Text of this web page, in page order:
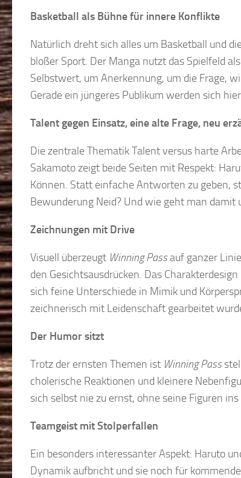
Basketball als Bühne für innere Konflikte
Natürlich dreht sich alles um Basketball und
bloßer Sport. Der Manga nutzt das Spielfeld
Selbstwert, um Anerkennung, um die Frage,
Gerade ein jüngeres Publikum werden sich
Talent gegen Einsatz, eine alte Frage, neu
Die zentrale Thematik Talent versus harte
Sakamoto zeigt beide Seiten mit Respekt:
Können. Statt einfache Antworten zu geben,
Bewunderung Neid? Und wie geht man
Zeichnungen mit Drive
Visuell überzeugt Winning Passauf ganzer
den Gesichtsausdrücken. Das
sich feine Unterschiede in Mimik und
zeichnerisch mit Leidenschaft gearbeitet
Der Humor sitzt
Trotz der ernsten Themen ist Winning Pass
cholerische Reaktionen und kleinere
sich selbst nie zu ernst, ohne seine Figuren
Teamgeist mit Stolperfallen
Ein besonders interessanter Aspekt: Haruto
Dynamik aufbricht und sie noch für